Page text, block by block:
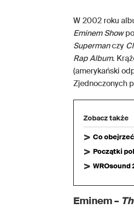
W 2002 roku
Eminem Show
Supermanczy
Rap Album.
(amerykański
Zjednoczonych
Zobacz także
Co
Początki
WROsound
Eminem –